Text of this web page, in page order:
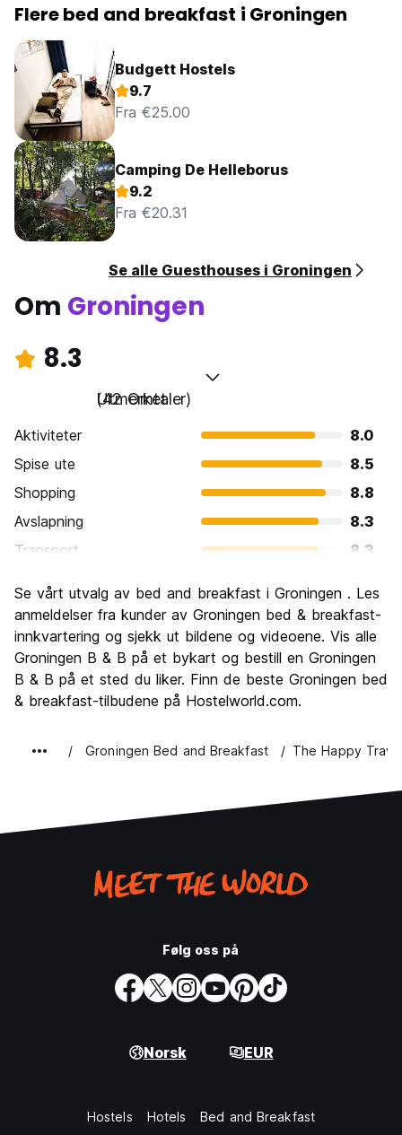
Flere bed and breakfast i Groningen
Budgett Hostels
9.7
Fra €25.00
Camping De Helleborus
9.2
Fra €20.31
Se alle Guesthouses i Groningen
Om Groningen
8.3
Utmerket
(42 Omtaler)
Aktiviteter
8.0
Spise ute
8.5
Shopping
8.8
Avslapning
8.3
Transport
8.3
Kultur
8.3
Feste
8.6
Verdi for pengene
7.8
Se vårt utvalg av bed and breakfast i Groningen . Les
anmeldelser fra kunder av Groningen bed & breakfast-
innkvartering og sjekk ut bildene og videoene. Vis alle
Groningen B & B på et bykart og bestill en Groningen
B & B på et sted du liker. Finn de beste Groningen bed
& breakfast-tilbudene på Hostelworld.com.
Groningen Bed and Breakfast The Happy
Følg oss på
Norsk EUR
Hostels Hotels Bed and Breakfast